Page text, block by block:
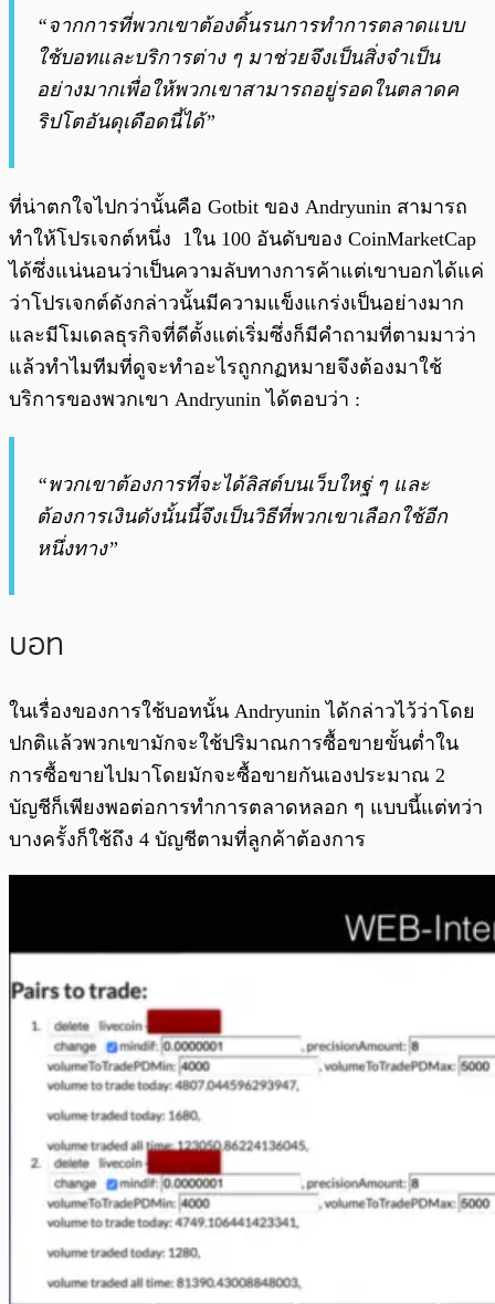
“จากการที่พวกเขาต้องดิ้นรนการทำการตลาดแบบ
ใช้บอทและบริการต่าง ๆ มาช่วยจึงเป็นสิ่งจำเป็น
อย่างมากเพื่อให้พวกเขาสามารถอยู่รอดในตลาดค
ริปโตอันดุเดือดนี้ได้”
ที่น่าตกใจไปกว่านั้นคือ Gotbit ของ Andryunin สามารถ
ทำให้โปรเจกต์หนึ่ง 1ใน 100 อันดับของ CoinMarketCap
ได้ซึ่งแน่นอนว่าเป็นความลับทางการค้าแต่เขาบอกได้แค่
ว่าโปรเจกต์ดังกล่าวนั้นมีความแข็งแกร่งเป็นอย่างมาก
และมีโมเดลธุรกิจที่ดีตั้งแต่เริ่มซึ่งก็มีคำถามที่ตามมาว่า
แล้วทำไมทีมที่ดูจะทำอะไรถูกกฏหมายจึงต้องมาใช้
บริการของพวกเขา Andryunin ได้ตอบว่า :
“พวกเขาต้องการที่จะได้ลิสต์บนเว็บใหฐ่ ๆ และ
ต้องการเงินดังนั้นนี้จึงเป็นวิธีที่พวกเขาเลือกใช้อีก
หนึ่งทาง”
บอท
ในเรื่องของการใช้บอทนั้น Andryunin ได้กล่าวไว้ว่าโดย
ปกติแล้วพวกเขามักจะใช้ปริมาณการซื้อขายขั้นต่ำใน
การซื้อขายไปมาโดยมักจะซื้อขายกันเองประมาณ 2
บัญชีก็เพียงพอต่อการทำการตลาดหลอก ๆ แบบนี้แต่ทว่า
บางครั้งก็ใช้ถึง 4 บัญชีตามที่ลูกค้าต้องการ